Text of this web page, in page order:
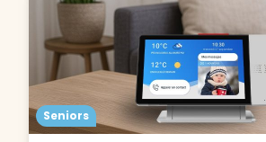
Seniors